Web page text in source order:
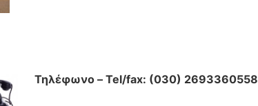
Τηλέφωνο – Tel/fax: (030) 2693360558